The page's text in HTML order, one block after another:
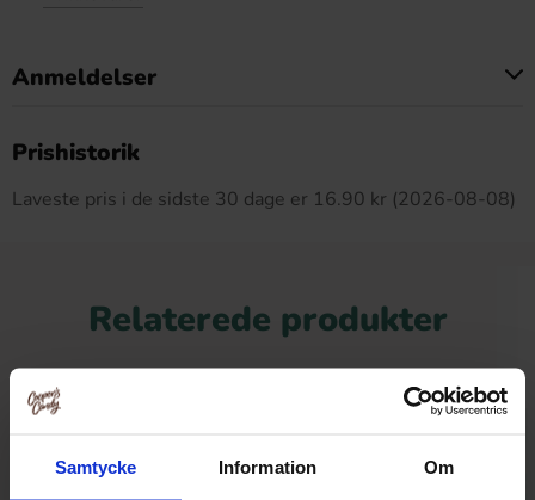
Samtycke Information Om
Anmeldelser
Prishistorik
Laveste pris i de sidste 30 dage er 16.90 kr (2026-08-08)
Relaterede produkter
-6%